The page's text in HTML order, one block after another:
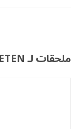
ملحقات لـ FRIHETEN